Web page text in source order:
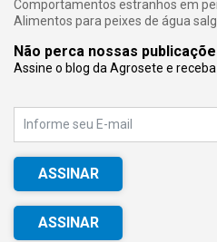
Comportamentos estranhos em
Alimentos para peixes de água
Não perca nossas
Assine o blog da Agrosete e
ASSINAR